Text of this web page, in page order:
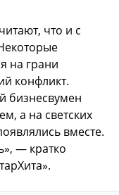
что и с
на грани
конфликт.
бизнесвумен
а на светских
вместе.
— кратко